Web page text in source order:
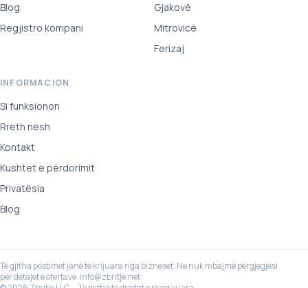
Blog
Regjistro kompani
Gjakovë
Mitrovicë
Ferizaj
INFORMACION
Si funksionon
Rreth nesh
Kontakt
Kushtet e përdorimit
Privatësia
Blog
Të gjitha postimet janë të krijuara nga bizneset. Ne nuk mbajmë përgjegjësi
për detajet e ofertave. info@zbritje.net